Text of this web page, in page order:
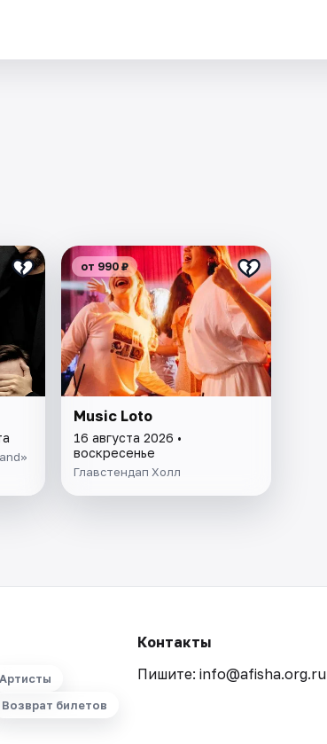
от 990 ₽
Music Loto
16 августа 2026 •
воскресенье
Главстендап Холл
Артисты
Возврат билетов
Контакты
Пишите: info@afisha.org.ru